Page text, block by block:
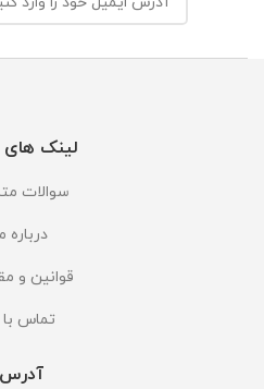
لینک های
سوالات
درباره
قوانین و
تماس با
آدرس